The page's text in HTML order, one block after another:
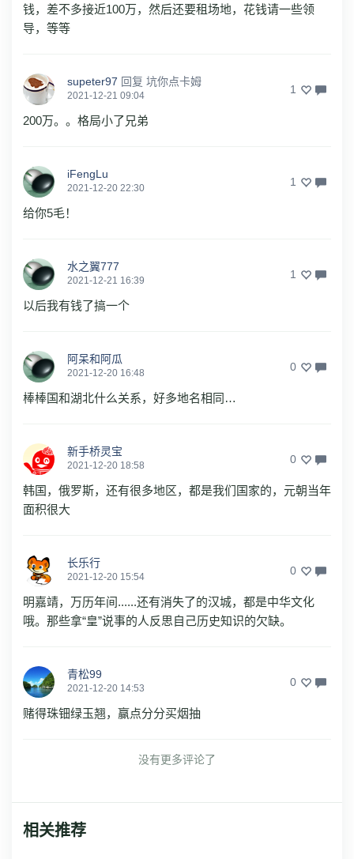
钱，差不多接近100万，然后还要租场地，花钱请一些领
导，等等
supeter97 回复 坑你点卡姆
2021-12-21 09:04 1
200万。。格局小了兄弟
iFengLu
2021-12-20 22:30 1
给你5毛！
水之翼777
2021-12-21 16:39 1
以后我有钱了搞一个
阿呆和阿瓜
2021-12-20 16:48 0
棒棒国和湖北什么关系，好多地名相同…
新手桥灵宝
2021-12-20 18:58 0
韩国，俄罗斯，还有很多地区，都是我们国家的，元朝当年
面积很大
长乐行
2021-12-20 15:54 0
明嘉靖，万历年间......还有消失了的汉城，都是中华文化
哦。那些拿“皇”说事的人反思自己历史知识的欠缺。
青松99
2021-12-20 14:53 0
赌得珠钿绿玉翘，赢点分分买烟抽
没有更多评论了
相关推荐